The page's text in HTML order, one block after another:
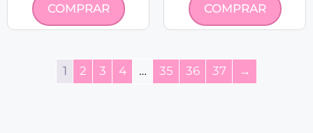
COMPRAR COMPRAR
1 2 3 4 … 35 36 37 →